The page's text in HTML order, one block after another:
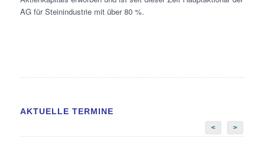
AG für Steinindustrie mit über 80 %.
AKTUELLE TERMINE
< >